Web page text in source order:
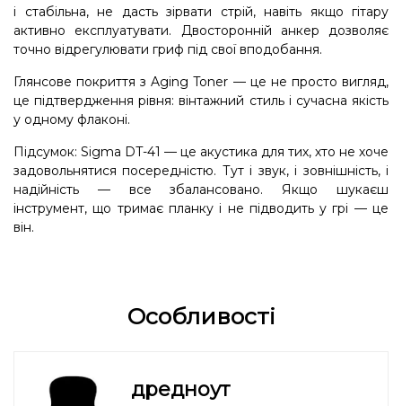
і стабільна, не дасть зірвати стрій, навіть якщо гітару
активно експлуатувати. Двосторонній анкер дозволяє
точно відрегулювати гриф під свої вподобання.
Глянсове покриття з Aging Toner — це не просто вигляд,
це підтвердження рівня: вінтажний стиль і сучасна якість
у одному флаконі.
Підсумок: Sigma DT-41 — це акустика для тих, хто не хоче
задовольнятися посередністю. Тут і звук, і зовнішність, і
надійність — все збалансовано. Якщо шукаєш
інструмент, що тримає планку і не підводить у грі — це
він.
Особливості
дредноут